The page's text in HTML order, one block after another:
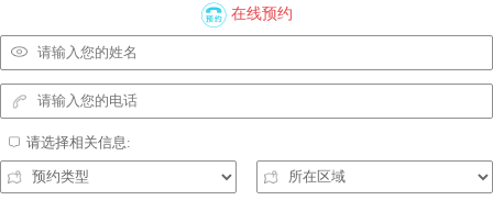
在线预约
请选择相关信息: